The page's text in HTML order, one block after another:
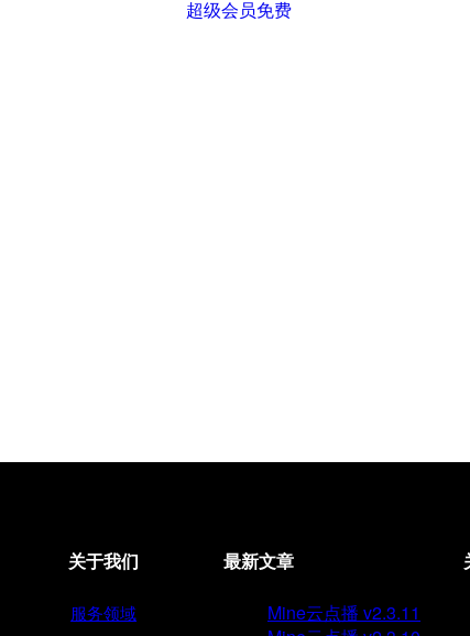
超级会员免费
关于我们
服务领域
最新文章
Mine云点播 v2.3.11